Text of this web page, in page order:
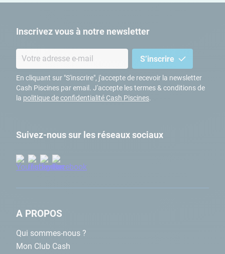
Inscrivez vous à notre newsletter
S’inscrire
En cliquant sur "S'inscrire", j'accepte de recevoir la newsletter
Cash Piscines par email. J'accepte les termes & conditions de
la politique de confidentialité Cash Piscines.
Suivez-nous sur les réseaux sociaux
A PROPOS
Qui sommes-nous ?
Mon Club Cash